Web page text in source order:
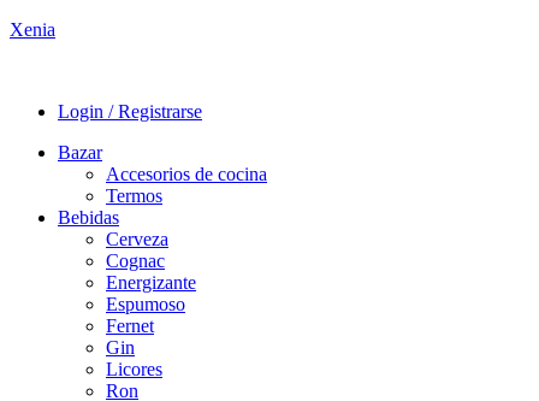
Xenia
Login / Registrarse
Bazar
Accesorios de cocina
Termos
Bebidas
Cerveza
Cognac
Energizante
Espumoso
Fernet
Gin
Licores
Ron